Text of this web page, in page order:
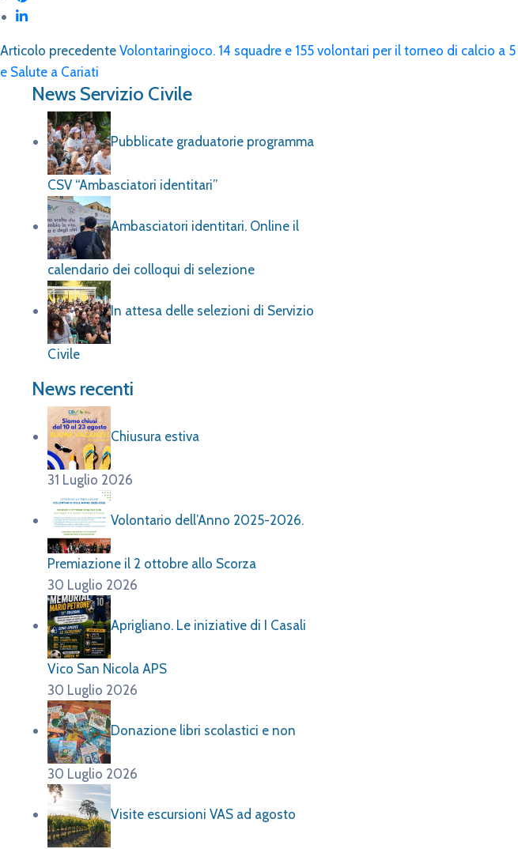
Articolo precedente Volontaringioco. 14 squadre e 155 volontari per il torneo di calcio a 5
e Salute a Cariati
News Servizio Civile
Pubblicate graduatorie programma
CSV “Ambasciatori identitari”
Ambasciatori identitari. Online il
calendario dei colloqui di selezione
In attesa delle selezioni di Servizio
Civile
News recenti
Chiusura estiva
31 Luglio 2026
Volontario dell’Anno 2025-2026.
Premiazione il 2 ottobre allo Scorza
30 Luglio 2026
Aprigliano. Le iniziative di I Casali
Vico San Nicola APS
30 Luglio 2026
Donazione libri scolastici e non
30 Luglio 2026
Visite escursioni VAS ad agosto